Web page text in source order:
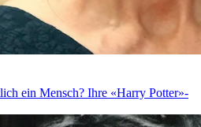
ein Mensch? Ihre «Harry Potter»-